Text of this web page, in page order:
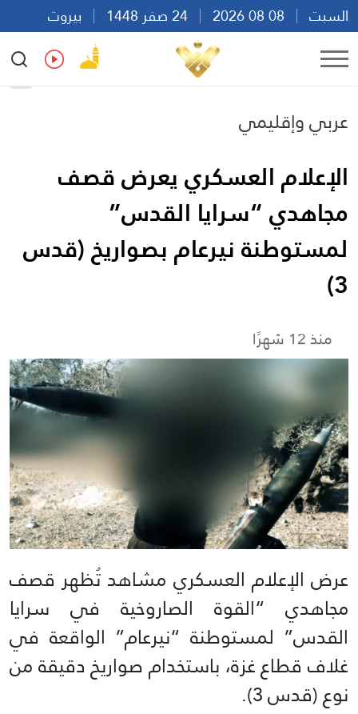
السبت
بيروت
21:23
Ar
عربي وإقليمي
الإعلام العسكري يعرض قصف
مجاهدي “سرايا القدس”
لمستوطنة نيرعام بصواريخ (قدس
3)
منذ 12 شهرًا
عرض الإعلام العسكري مشاهد تُظهر قصف
مجاهدي “القوة الصاروخية في سرايا
القدس” لمستوطنة “نيرعام” الواقعة في
غلاف قطاع غزة، باستخدام صواريخ دقيقة من
نوع (قدس 3).